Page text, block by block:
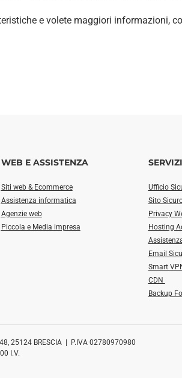
e volete maggiori informazioni,
WEB E ASSISTENZA
Siti web & Ecommerce
Assistenza informatica
Agenzie web
Piccola e Media impresa
SERVIZI
Ufficio
Sito
Privacy
Hosting
Email
Smart
CDN
Backup
48, 25124 BRESCIA | P.IVA 02780970980
I.V.